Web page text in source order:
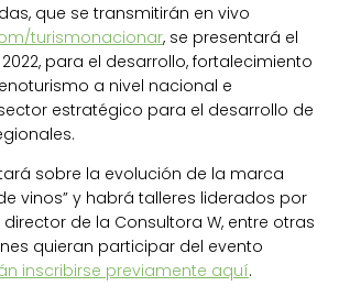
que se transmitirán en vivo
turismonacionar, se presentará el
para el desarrollo, fortalecimiento
a nivel nacional e
estratégico para el desarrollo de
sobre la evolución de la marca
vinos” y habrá talleres liderados por
director de la Consultora W, entre otras
quieran participar del evento
inscribirse previamente aquí.